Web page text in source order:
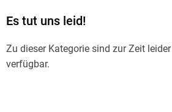
Es tut uns leid!
Zu dieser Kategorie sind zur Zeit
verfügbar.